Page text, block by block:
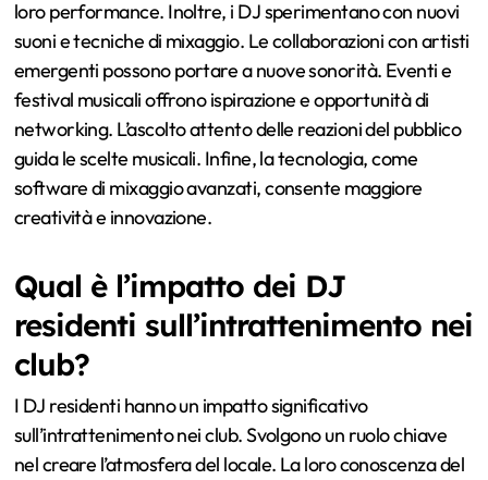
loro performance. Inoltre, i DJ sperimentano con nuovi
suoni e tecniche di mixaggio. Le collaborazioni con artisti
emergenti possono portare a nuove sonorità. Eventi e
festival musicali offrono ispirazione e opportunità di
networking. L’ascolto attento delle reazioni del pubblico
guida le scelte musicali. Infine, la tecnologia, come
software di mixaggio avanzati, consente maggiore
creatività e innovazione.
Qual è l’impatto dei DJ
residenti sull’intrattenimento nei
club?
I DJ residenti hanno un impatto significativo
sull’intrattenimento nei club. Svolgono un ruolo chiave
nel creare l’atmosfera del locale. La loro conoscenza del